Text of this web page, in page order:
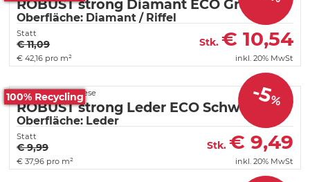
ROBUST strong Diamant ECO Graphit
Oberfläche: Diamant / Riffel
Statt
€ 11,09 Stk. € 10,54
€ 42,16 pro m² inkl. 20% MwSt
-5%
100% Recycling
Fortelock PVC Fliese
ROBUST strong Leder ECO Schwarz
Oberfläche: Leder
Statt
€ 9,99 Stk. € 9,49
€ 37,96 pro m² inkl. 20% MwSt